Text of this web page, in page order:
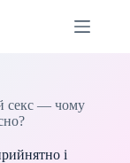
секс — чому
і